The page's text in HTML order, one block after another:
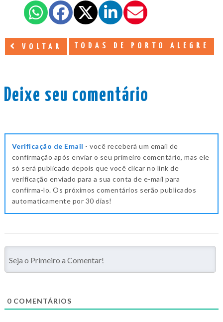
VOLTAR TODAS DE PORTO ALEGRE
Deixe seu comentário
Verificação de Email - você receberá um email de
confirmação após enviar o seu primeiro comentário, mas ele
só será publicado depois que você clicar no link de
verificação enviado para a sua conta de e-mail para
confirma-lo. Os próximos comentários serão publicados
automaticamente por 30 dias!
0 COMENTÁRIOS